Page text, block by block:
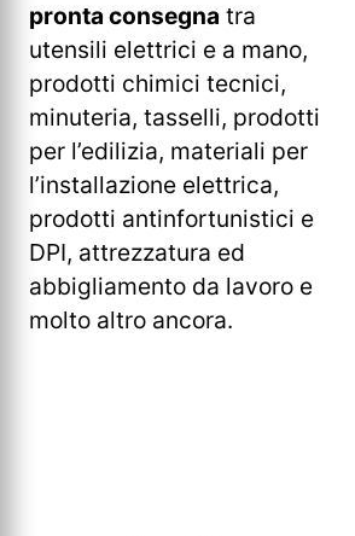
pronta consegna tra
utensili elettrici e a mano,
prodotti chimici tecnici,
minuteria, tasselli, prodotti
per l’edilizia, materiali per
l’installazione elettrica,
prodotti antinfortunistici e
DPI, attrezzatura ed
abbigliamento da lavoro e
molto altro ancora.